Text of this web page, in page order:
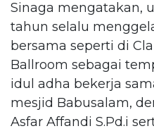
Sinaga mengatakan,
tahun selalu
bersama seperti di
Ballroom sebagai
idul adha bekerja
mesjid Babusalam,
Asfar Affandi S.Pd.i